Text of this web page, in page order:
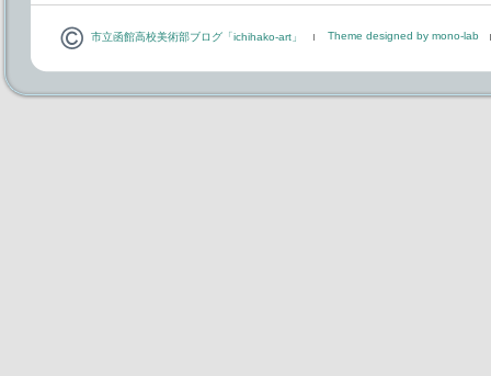
市立函館高校美術部ブログ「ichihako-art」 Theme designed by mono-lab